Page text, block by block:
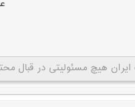
ایران هیچ مسئولیتی در قبال